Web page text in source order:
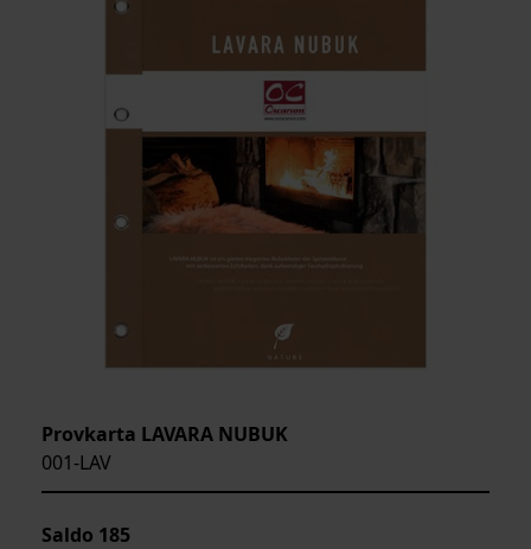
Provkarta LAVARA NUBUK
001-LAV
Saldo 185